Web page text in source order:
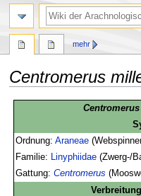
Centromerus
springen
springen
Ordnung:Araneae
Familie:
Linyphiidae (Zwerg-/
Gattung:Centromerus
mehr